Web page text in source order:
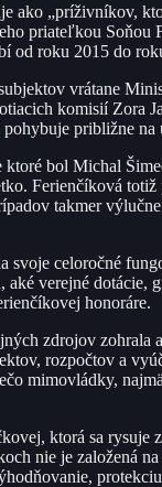
„príživníkov,
priateľkou
od roku 2015 do
vrátane
komisií Zora
približne
bol Michal
Ferienčíková
takmer
celoročné
verejné
honoráre.
zdrojov
rozpočtov a
mimovládky,
ktorá sa
nie je založená